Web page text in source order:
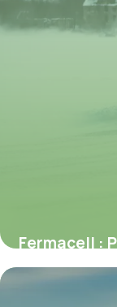
Fermacell :
8 juillet 2026